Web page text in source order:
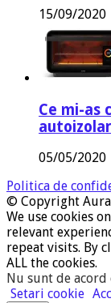
15/09/2020
Ce mi-as
05/05/2020
Politica de
© Copyright
We use cookies
relevant
repeat visits. By
ALL the cookies.
Nu sunt de
Setari cookie